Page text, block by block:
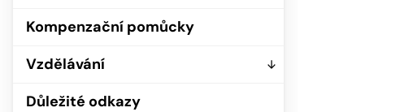
Kompenzační pomůcky
Vzdělávání
Důležité odkazy